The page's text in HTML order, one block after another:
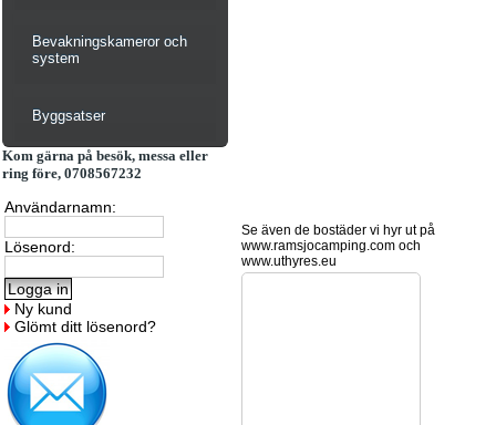
Bevakningskameror och
system
Byggsatser
Kom gärna på besök, messa eller
ring före, 0708567232
Användarnamn:
Lösenord:
Ny kund
Glömt ditt lösenord?
Se även de bostäder vi hyr ut på
www.ramsjocamping.com och
www.uthyres.eu